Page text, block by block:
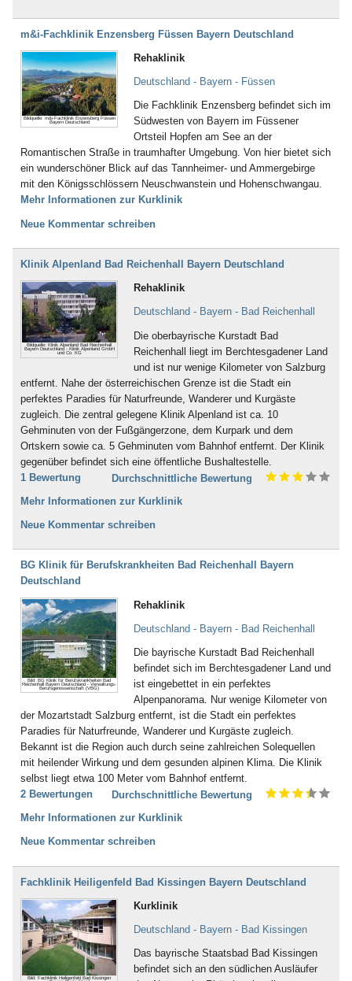
m&i-Fachklinik Enzensberg Füssen Bayern Deutschland
Bildquelle: m&i-Fachklinik Enzensberg Füssen
Bayern Deutschland
Rehaklinik
Deutschland - Bayern - Füssen
Die Fachklinik Enzensberg befindet sich im
Südwesten von Bayern im Füssener
Ortsteil Hopfen am See an der
Romantischen Straße in traumhafter Umgebung. Von hier bietet sich
ein wunderschöner Blick auf das Tannheimer- und Ammergebirge
mit den Königsschlössern Neuschwanstein und Hohenschwangau.
Mehr Informationen zur Kurklinik
Neue Kommentar schreiben
Klinik Alpenland Bad Reichenhall Bayern Deutschland
Bildquelle: Klinik Alpenland Bad Reichenhall
Bayern Deutschland - Klinik Alpenland GmbH
und Co. KG
Rehaklinik
Deutschland - Bayern - Bad Reichenhall
Die oberbayrische Kurstadt Bad
Reichenhall liegt im Berchtesgadener Land
und ist nur wenige Kilometer von Salzburg
entfernt. Nahe der österreichischen Grenze ist die Stadt ein
perfektes Paradies für Naturfreunde, Wanderer und Kurgäste
zugleich. Die zentral gelegene Klinik Alpenland ist ca. 10
Gehminuten von der Fußgängerzone, dem Kurpark und dem
Ortskern sowie ca. 5 Gehminuten vom Bahnhof entfernt. Der Klinik
gegenüber befindet sich eine öffentliche Bushaltestelle.
1 Bewertung
Durchschnittliche Bewertung
Mehr Informationen zur Kurklinik
Neue Kommentar schreiben
BG Klinik für Berufskrankheiten Bad Reichenhall Bayern
Deutschland
Bild: BG Klinik für Berufskrankheiten Bad
Reichenhall Bayern Deutschland - Verwaltungs-
Berufsgenossenschaft (VBG)
Rehaklinik
Deutschland - Bayern - Bad Reichenhall
Die bayrische Kurstadt Bad Reichenhall
befindet sich im Berchtesgadener Land und
ist eingebettet in ein perfektes
Alpenpanorama. Nur wenige Kilometer von
der Mozartstadt Salzburg entfernt, ist die Stadt ein perfektes
Paradies für Naturfreunde, Wanderer und Kurgäste zugleich.
Bekannt ist die Region auch durch seine zahlreichen Solequellen
mit heilender Wirkung und dem gesunden alpinen Klima. Die Klinik
selbst liegt etwa 100 Meter vom Bahnhof entfernt.
2 Bewertungen
Durchschnittliche Bewertung
Mehr Informationen zur Kurklinik
Neue Kommentar schreiben
Fachklinik Heiligenfeld Bad Kissingen Bayern Deutschland
Bild: Fachklinik Heiligenfeld Bad Kissingen
Kurklinik
Deutschland - Bayern - Bad Kissingen
Das bayrische Staatsbad Bad Kissingen
befindet sich an den südlichen Ausläufer